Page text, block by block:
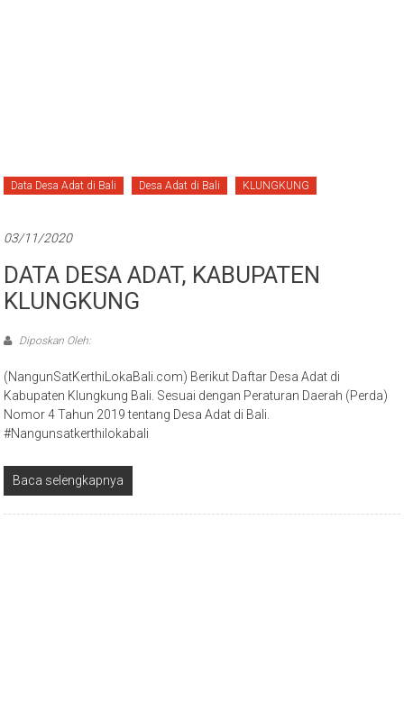
Data Desa Adat di Bali Desa Adat di Bali KLUNGKUNG
03/11/2020
DATA DESA ADAT, KABUPATEN
KLUNGKUNG
Diposkan Oleh:
(NangunSatKerthiLokaBali.com) Berikut Daftar Desa Adat di
Kabupaten Klungkung Bali. Sesuai dengan Peraturan Daerah (Perda)
Nomor 4 Tahun 2019 tentang Desa Adat di Bali.
#Nangunsatkerthilokabali
Baca selengkapnya